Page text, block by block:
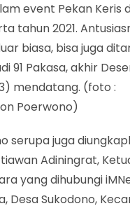
event Pekan Keris
tahun 2021.
biasa, bisa juga
91 Pakasa, akhir
mendatang. (foto :
Poerwono)
serupa juga
Adiningrat,
yang dihubungi
Desa Sukodono,